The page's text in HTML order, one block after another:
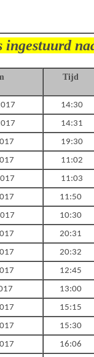
ingestuurd
Tijd
14:30
14:31
19:30
11:02
11:03
11:50
10:30
20:31
20:32
12:45
13:00
15:15
15:30
16:06